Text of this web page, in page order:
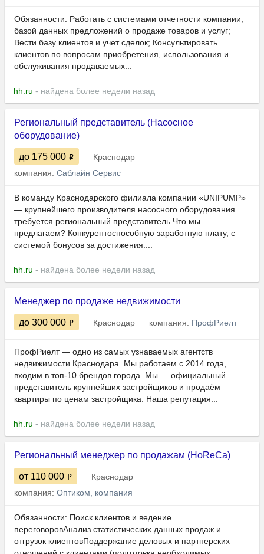
Обязанности: Работать с системами отчетности компании,
базой данных предложений о продаже товаров и услуг;
Вести базу клиентов и учет сделок; Консультировать
клиентов по вопросам приобретения, использования и
обслуживания продаваемых...
hh.ru - найдена более недели назад
Региональный представитель (Насосное
оборудование)
до 175 000
Краснодар
компания: Саблайн Сервис
В команду Краснодарского филиала компании «UNIPUMP»
— крупнейшего производителя насосного оборудования
требуется региональный представитель Что мы
предлагаем? Конкурентоспособную заработную плату, с
системой бонусов за достижения:...
hh.ru - найдена более недели назад
Менеджер по продаже недвижимости
до 300 000 Краснодар компания: ПрофРиелт
ПрофРиелт — одно из самых узнаваемых агентств
недвижимости Краснодара. Мы работаем с 2014 года,
входим в топ‑10 брендов города. Мы — официальный
представитель крупнейших застройщиков и продаём
квартиры по ценам застройщика. Наша репутация...
hh.ru - найдена более недели назад
Региональный менеджер по продажам (HoReCa)
от 110 000
Краснодар
компания: Оптиком, компания
Обязанности: Поиск клиентов и ведение
переговоровАнализ статистических данных продаж и
отгрузок клиентовПоддержание деловых и партнерских